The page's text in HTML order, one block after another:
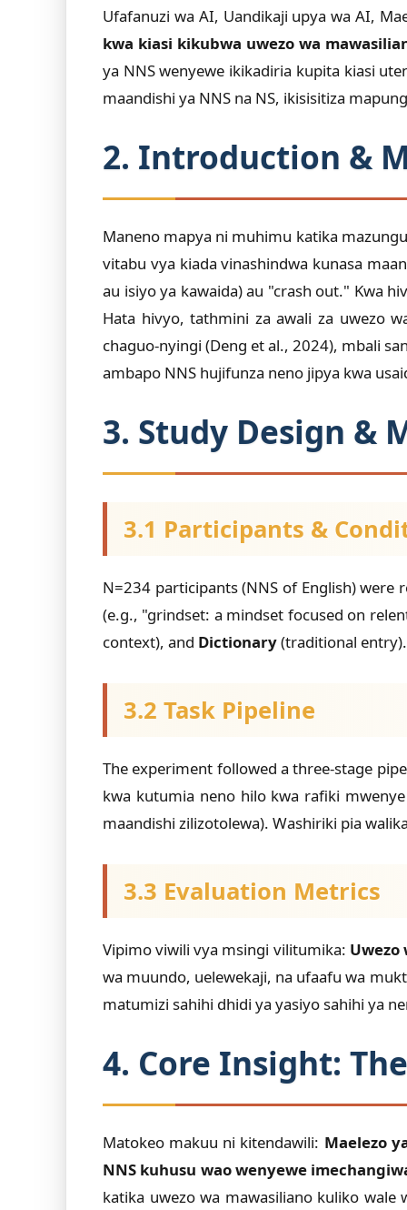
Ufafanuzi wa AI, Uandikaji upya wa AI,
kwa kiasi kikubwa uwezo wa
ya NNS wenyewe ikikadiria kupita kiasi
maandishi ya NNS na NS, ikisisitiza
2. Introduction &
Maneno mapya ni muhimu katika
vitabu vya kiada vinashindwa kunasa
au isiyo ya kawaida) au "crash out." Kwa
Hata hivyo, tathmini za awali za uwezo
chaguo-nyingi (Deng et al., 2024), mbali
ambapo NNS hujifunza neno jipya kwa
3. Study Design &
3.1 Participants &
N=234 participants (NNS of English)
(e.g., "grindset: a mindset focused on
context), and Dictionary(traditional
3.2 Task Pipeline
The experiment followed a three-stage
kwa kutumia neno hilo kwa rafiki
maandishi zilizotolewa). Washiriki pia
3.3 Evaluation Metrics
Vipimo viwili vya msingi vilitumika: Uwezo
wa muundo, uelewekaji, na ufaafu wa
matumizi sahihi dhidi ya yasiyo sahihi ya
4. Core Insight:
Matokeo makuu ni kitendawili: Maelezo
NNS kuhusu wao wenyewe
katika uwezo wa mawasiliano kuliko